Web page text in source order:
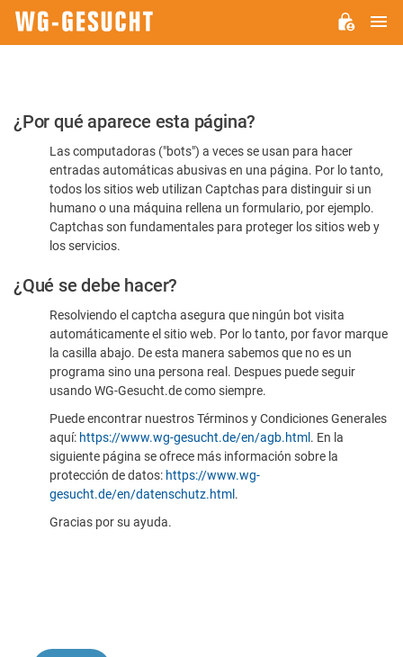
Por
favor,
confirme
humano
¿Por qué aparece esta página?
Las computadoras ("bots") a veces se usan para hacer
entradas automáticas abusivas en una página. Por lo tanto,
todos los sitios web utilizan Captchas para distinguir si un
humano o una máquina rellena un formulario, por ejemplo.
Captchas son fundamentales para proteger los sitios web y
los servicios.
¿Qué se debe hacer?
Resolviendo el captcha asegura que ningún bot visita
automáticamente el sitio web. Por lo tanto, por favor marque
la casilla abajo. De esta manera sabemos que no es un
programa sino una persona real. Despues puede seguir
usando WG-Gesucht.de como siempre.
Puede encontrar nuestros Términos y Condiciones Generales
aquí: https://www.wg-gesucht.de/en/agb.html . En la
siguiente página se ofrece más información sobre la
protección de datos: https://www.wg-
gesucht.de/en/datenschutz.html .
Gracias por su ayuda.